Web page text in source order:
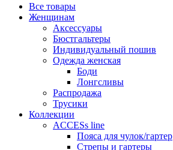
Все товары
Женщинам
Аксессуары
Бюстгальтеры
Индивидуальный пошив
Одежда женская
Боди
Лонгсливы
Распродажа
Трусики
Коллекции
ACCESs line
Пояса для чулок/гартер
Стрепы и гартеры